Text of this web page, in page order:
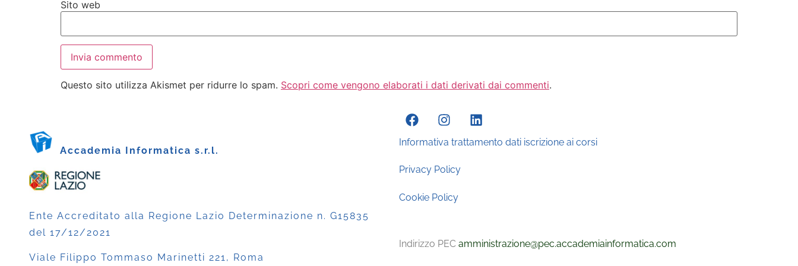
Sito web
Questo sito utilizza Akismet per ridurre lo spam. Scopri come vengono elaborati i dati derivati dai commenti.
Accademia Informatica s.r.l.
Ente Accreditato alla Regione Lazio Determinazione n. G15835
del 17/12/2021
Viale Filippo Tommaso Marinetti 221, Roma
Informativa trattamento dati iscrizione ai corsi
Privacy Policy
Cookie Policy
Indirizzo PEC amministrazione@pec.accademiainformatica.com